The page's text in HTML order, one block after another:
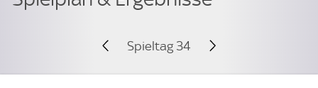
Spieltag 34